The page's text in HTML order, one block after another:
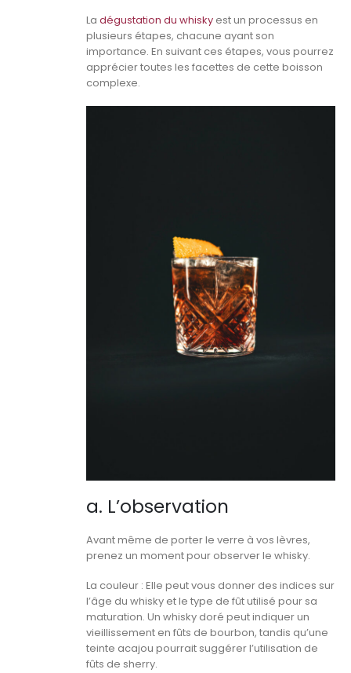
La dégustation du whisky est un processus en
plusieurs étapes, chacune ayant son
importance. En suivant ces étapes, vous pourrez
apprécier toutes les facettes de cette boisson
complexe.
a. L’observation
Avant même de porter le verre à vos lèvres,
prenez un moment pour observer le whisky.
La couleur : Elle peut vous donner des indices sur
l’âge du whisky et le type de fût utilisé pour sa
maturation. Un whisky doré peut indiquer un
vieillissement en fûts de bourbon, tandis qu’une
teinte acajou pourrait suggérer l’utilisation de
fûts de sherry.